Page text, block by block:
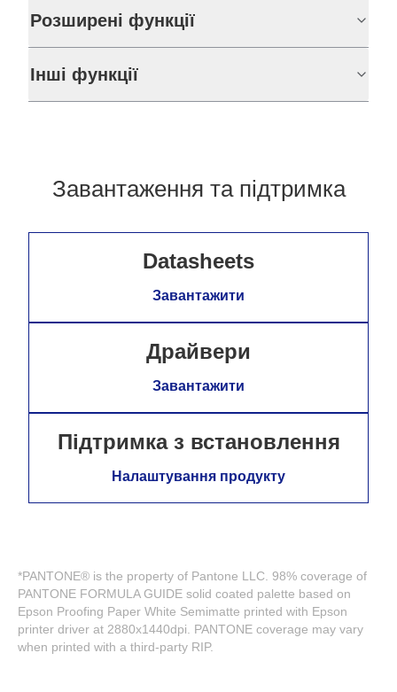
Розширені функції
Інші функції
Завантаження та підтримка
Datasheets
Завантажити
Драйвери
Завантажити
Підтримка з встановлення
Налаштування продукту
*PANTONE® is the property of Pantone LLC. 98% coverage of
PANTONE FORMULA GUIDE solid coated palette based on
Epson Proofing Paper White Semimatte printed with Epson
printer driver at 2880x1440dpi. PANTONE coverage may vary
when printed with a third-party RIP.